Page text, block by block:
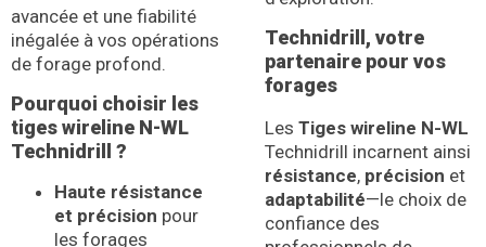
avancée et une fiabilité
inégalée à vos opérations
de forage profond.
Pourquoi choisir les
tiges wireline N-WL
Technidrill ?
Haute résistance
et précision pour
les forages
Technidrill, votre
partenaire pour vos
forages
Les Tiges wireline N-WL
Technidrill incarnent ainsi
résistance, précision et
adaptabilité—le choix de
confiance des